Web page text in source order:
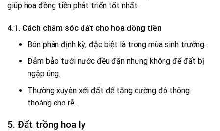
giúp hoa đồng tiền phát triển tốt nhất.
4.1. Cách chăm sóc đất cho hoa đồng tiền
Bón phân định kỳ, đặc biệt là trong mùa sinh trưởng.
Đảm bảo tưới nước đều đặn nhưng không để đất bị
ngập úng.
Thường xuyên xới đất để tăng cường độ thông
thoáng cho rễ.
5. Đất trồng hoa ly